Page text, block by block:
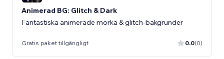
Animerad BG: Glitch & Dark
Fantastiska animerade mörka & glitch-bakgrunder
Gratis paket tillgängligt 0.0(0)